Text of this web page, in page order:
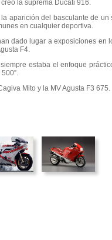
la suprema Ducati 916.
aparición del basculante de un
en cualquier deportiva.
dado lugar a exposiciones en
F4.
estaba el enfoque
Mito y la MV Agusta F3 675.